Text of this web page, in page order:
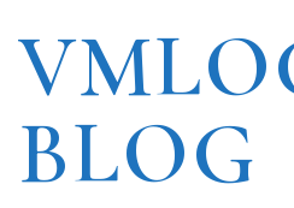
content
BLOG